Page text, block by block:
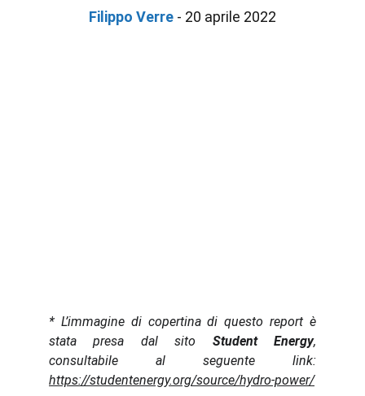
Filippo Verre - 20 aprile 2022
* L’immagine di copertina di questo report è
stata presa dal sito Student Energy,
consultabile al seguente link:
https://studentenergy.org/source/hydro-power/